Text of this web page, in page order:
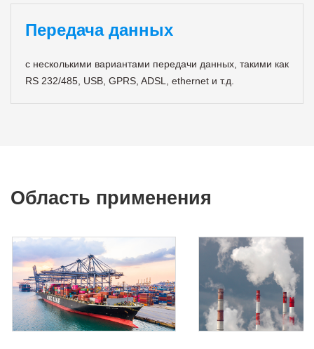
Передача данных
с несколькими вариантами передачи данных, такими как
RS 232/485, USB, GPRS, ADSL, ethernet и т.д.
Область применения